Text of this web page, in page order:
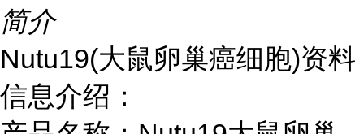
简介
Nutu19(大鼠卵巢癌细胞)资料
信息介绍：